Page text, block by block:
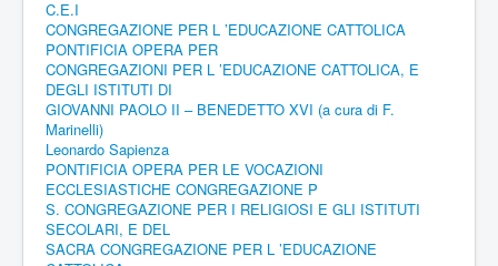
C.E.I
CONGREGAZIONE PER L ’EDUCAZIONE CATTOLICA
PONTIFICIA OPERA PER
CONGREGAZIONI PER L ’EDUCAZIONE CATTOLICA, E
DEGLI ISTITUTI DI
GIOVANNI PAOLO II – BENEDETTO XVI (a cura di F.
Marinelli)
Leonardo Sapienza
PONTIFICIA OPERA PER LE VOCAZIONI
ECCLESIASTICHE CONGREGAZIONE P
S. CONGREGAZIONE PER I RELIGIOSI E GLI ISTITUTI
SECOLARI, E DEL
SACRA CONGREGAZIONE PER L ’EDUCAZIONE